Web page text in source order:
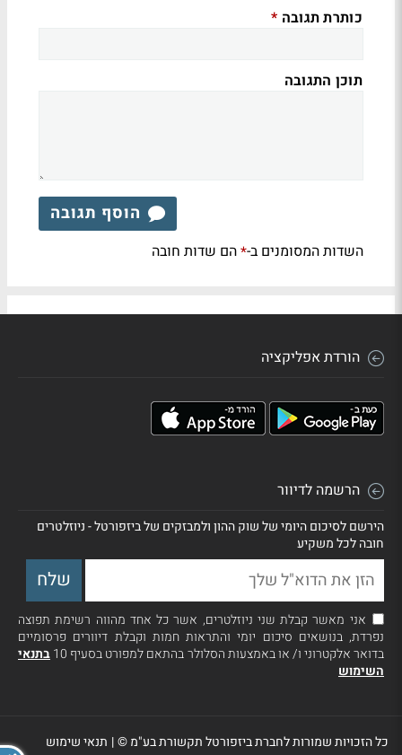
כותרת תגובה *
תוכן התגובה
הוסף תגובה
השדות המסומנים ב-*הם שדות חובה
הורדת אפליקציה
הרשמה לדיוור
הירשם לסיכום היומי של שוק ההון ולמבזקים של ביזפורטל - ניוזלטרים
חובה לכל משקיע
אני מאשר קבלת שני ניוזלטרים, אשר כל אחד מהווה רשימת תפוצה
נפרדת, בנושאים סיכום יומי והתראות חמות וקבלת דיוורים פרסומיים
בדואר אלקטרוני ו/ או באמצעות הסלולר בהתאם למפורט בסעיף 10
בתנאי
השימוש
כל הזכויות שמורות לחברת ביזפורטל תקשורת בע"מ ©| תנאי שימוש